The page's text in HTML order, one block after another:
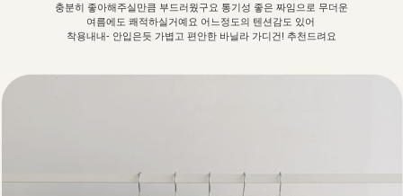
충분히 좋아해주실만큼 부드러웠구요 통기성 좋은 짜임으로 무더운
여름에도 쾌적하실거예요 어느정도의 텐션감도 있어
착용내내- 안입은듯 가볍고 편안한 바닐라 가디건! 추천드려요